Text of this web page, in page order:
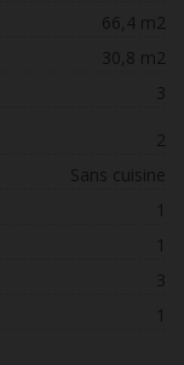
66,4 m2
30,8 m2
3
2
Sans cuisine
1
1
3
1